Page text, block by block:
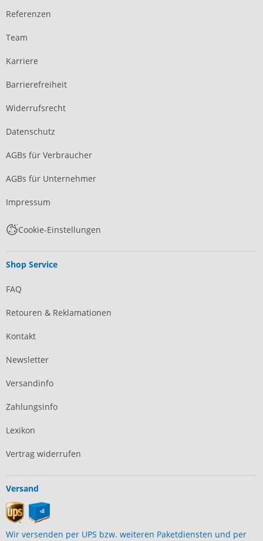
Referenzen
Team
Karriere
Barrierefreiheit
Widerrufsrecht
Datenschutz
AGBs für Verbraucher
AGBs für Unternehmer
Impressum
Cookie-Einstellungen
Shop Service
FAQ
Retouren & Reklamationen
Kontakt
Newsletter
Versandinfo
Zahlungsinfo
Lexikon
Vertrag widerrufen
Versand
Wir versenden per UPS bzw. weiteren Paketdiensten und per